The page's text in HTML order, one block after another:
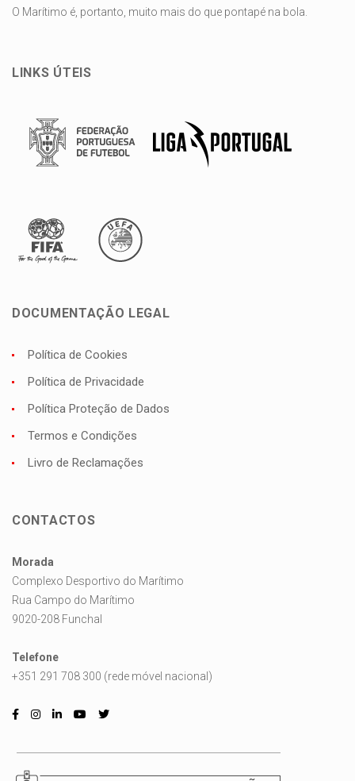
O Marítimo é, portanto, muito mais do que pontapé na bola.
LINKS ÚTEIS
DOCUMENTAÇÃO LEGAL
Política de Cookies
Política de Privacidade
Política Proteção de Dados
Termos e Condições
Livro de Reclamações
CONTACTOS
Morada
Complexo Desportivo do Marítimo
Rua Campo do Marítimo
9020-208 Funchal
Telefone
+351 291 708 300 (rede móvel nacional)